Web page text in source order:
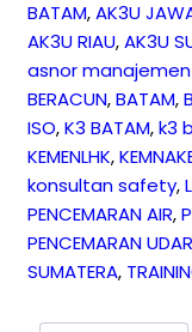
BNSP
Certificate
-
APRIL
2025
quantity
BATAM,AK3U
AK3U RIAU,AK3U
asnor
BERACUN,BATAM,
ISO,K3 BATAM,k3
KEMENLHK,
konsultan safety,
PENCEMARAN AIR,
PENCEMARAN
SUMATERA,